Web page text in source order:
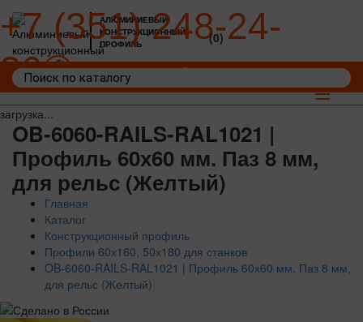
загрузка...
АЛЮМИНИЕВЫЙ
КОНСТРУКЦИОННЫЙ
ПРОФИЛЬ
+7 (351) 248-24-
36
(0)
Toggle
OB-6060-RAILS-RAL1021 |
Профиль 60х60 мм. Паз 8 мм,
для рельс (Желтый)
Главная
Каталог
Конструкционный профиль
Профили 60х160, 50х180 для станков
OB-6060-RAILS-RAL1021 | Профиль 60х60 мм. Паз 8 мм,
для рельс (Желтый)